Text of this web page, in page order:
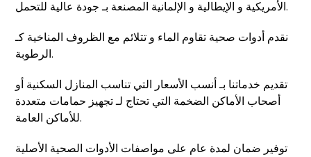
الأمريكية و الإيطالية و الإلمانية المصنعة بـ جودة عالية للتحمل.
نقدم أدوات صحية تقاوم الماء و تتلائم مع الظروف المناخية كـ
الرطوبة.
تقديم خدماتنا بـ أنسب الأسعار التي تناسب المنازل السكنية أو
أصحاب الأماكن الضخمة التي تحتاج لـ تجهيز حمامات متعددة
للأماكن العامة.
توفير ضمان لمدة عام على مواصفات الأدوات الصحية الأصلية